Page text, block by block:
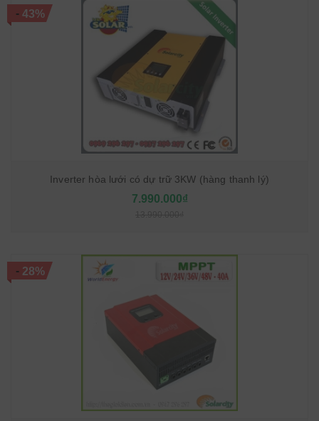
-43%
Inverter hòa lưới có dự trữ 3KW (hàng thanh lý)
7.990.000₫
-28%